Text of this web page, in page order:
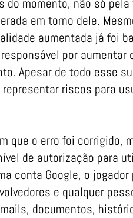
momento, não só
em torno dele.
aumentada já foi
por aumentar
Apesar de todo esse
riscos para
que o erro foi corrigido,
de autorização para
conta Google, o
e qualquer
documentos,